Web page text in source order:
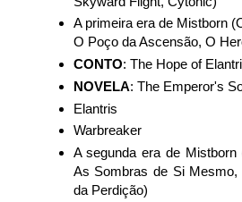
A primeira era de Mistborn
O Poço da Ascensão, O
CONTO: The Hope of
NOVELA: The Emperor's
Elantris
Warbreaker
A segunda era de Mistborn
As Sombras de Si Mesmo,
da Perdição)